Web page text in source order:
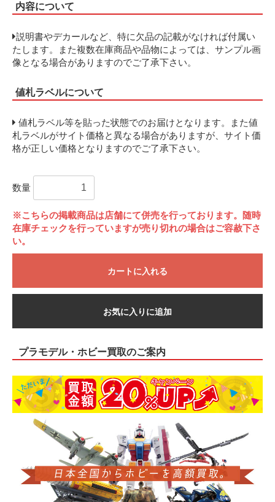
内容について
説明書やデカールなど、特に欠品の記載がなければ付属い
たします。また複数在庫商品や品物によっては、サンプル画
像となる場合がありますのでご了承下さい。
値札ラベルについて
値札ラベル等を貼った状態でのお届けとなります。また値
札ラベルがサイト価格と異なる場合がありますが、サイト価
格が正しい価格となりますのでご了承下さい。
数量
※こちらの掲載商品は店舗にて併売を行っております。随時
在庫チェックを行っていますが売り切れの場合はご容赦下さ
い。
カートに入れる
お気に入りに追加
プラモデル・ホビー買取のご案内